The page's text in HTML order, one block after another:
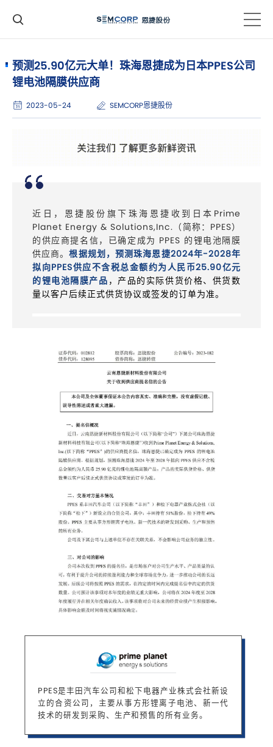
预测25.90亿元大单！珠海恩捷成为日本PPES公司
锂电池隔膜供应商
2023-05-24 SEMCORP恩捷股份
近日，恩捷股份旗下珠海恩捷收到日本Prime
Planet Energy & Solutions,Inc.（简称：PPES）
的供应商提名信，已确定成为 PPES 的锂电池隔膜
供应商。根据规划，预测珠海恩捷2024年-2028年
拟向PPES供应不含税总金额约为人民币25.90亿元
的锂电池隔膜产品 ，产品的实际供货价格、供货数
量以客户后续正式供货协议或签发的订单为准。
PPES是丰田汽车公司和松下电器产业株式会社新设
立的合资公司，主要从事方形锂离子电池、新一代
技术的研发到采购、生产和预售的所有业务。